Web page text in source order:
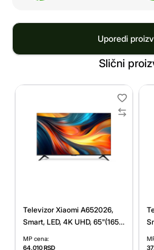
Uporedi
Slični
Televizor Xiaomi A652026,
Smart, LED, 4K UHD, 65"(165
cm), DVB-T2+C/DVB-S2
MP cena:
64.010RSD